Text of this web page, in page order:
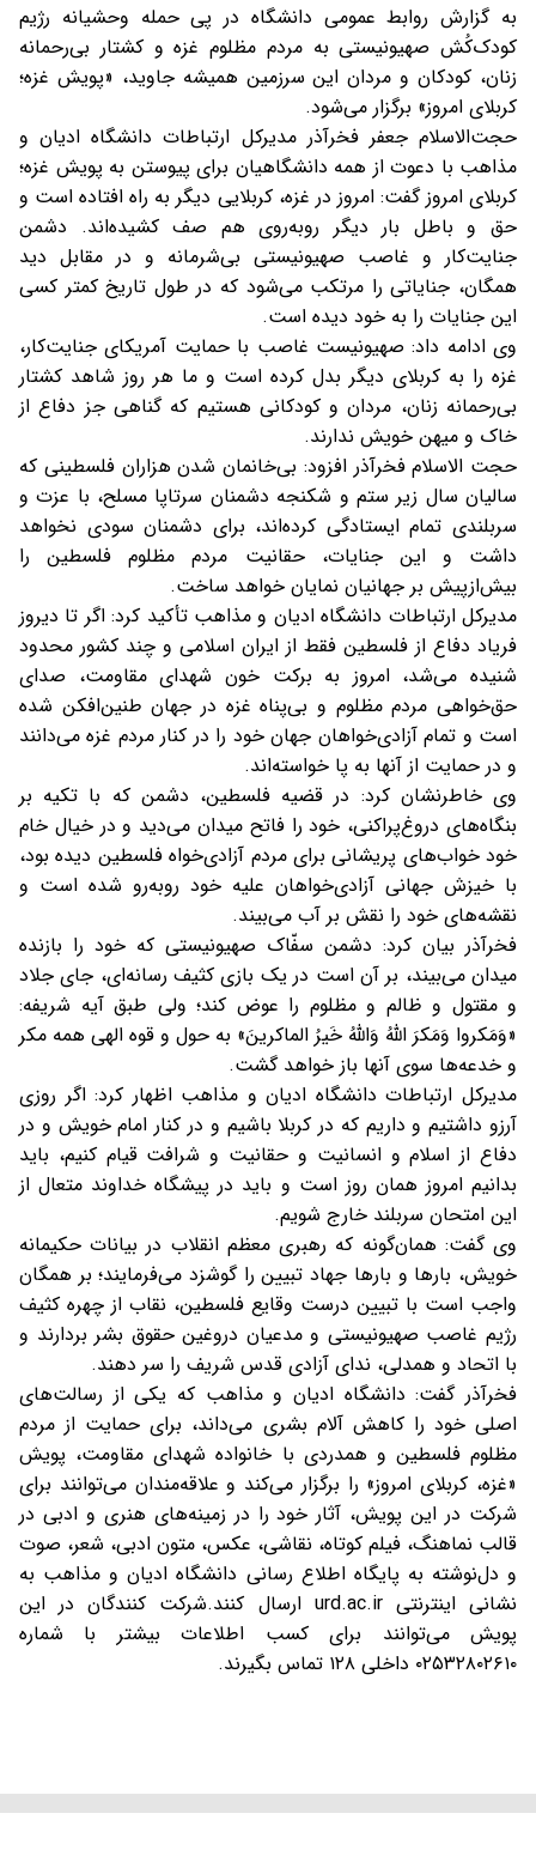
به گزارش روابط عمومی دانشگاه در پی حمله وحشیانه رژیم
کودک‌کُش صهیونیستی به مردم مظلوم غزه و کشتار بی‌رحمانه
زنان، کودکان و مردان این سرزمین همیشه جاوید، «پویش غزه؛
کربلای امروز» برگزار می‌شود.
حجت‌الاسلام جعفر فخرآذر مدیرکل ارتباطات دانشگاه ادیان و
مذاهب با دعوت از همه دانشگاهیان برای پیوستن به پویش غزه؛
کربلای امروز گفت: امروز در غزه، کربلایی دیگر به راه افتاده است و
حق و باطل بار دیگر روبه‌روی هم صف کشیده‌اند. دشمن
جنایت‌کار و غاصب صهیونیستی بی‌شرمانه و در مقابل دید
همگان، جنایاتی را مرتکب می‌شود که در طول تاریخ کمتر کسی
این جنایات را به خود دیده است.
وی ادامه داد: صهیونیست غاصب با حمایت آمریکای جنایت‌کار،
غزه را به کربلای دیگر بدل کرده است و ما هر روز شاهد کشتار
بی‌رحمانه زنان، مردان و کودکانی هستیم که گناهی جز دفاع از
خاک و میهن خویش ندارند.
حجت الاسلام فخرآذر افزود: بی‌خانمان شدن هزاران فلسطینی که
سالیان سال زیر ستم و شکنجه دشمنان سرتاپا مسلح، با عزت و
سربلندی تمام ایستادگی کرده‌اند، برای دشمنان سودی نخواهد
داشت و این جنایات، حقانیت مردم مظلوم فلسطین را
بیش‌ازپیش بر جهانیان نمایان خواهد ساخت.
مدیرکل ارتباطات دانشگاه ادیان و مذاهب تأکید کرد: اگر تا دیروز
فریاد دفاع از فلسطین فقط از ایران اسلامی و چند کشور محدود
شنیده می‌شد، امروز به برکت خون شهدای مقاومت، صدای
حق‌خواهی مردم مظلوم و بی‌پناه غزه در جهان طنین‌افکن شده
است و تمام آزادی‌خواهان جهان خود را در کنار مردم غزه می‌دانند
و در حمایت از آنها به پا خواسته‌اند.
وی خاطرنشان کرد: در قضیه فلسطین، دشمن که با تکیه بر
بنگاه‌های دروغ‌پراکنی، خود را فاتح میدان می‌دید و در خیال خام
خود خواب‌های پریشانی برای مردم آزادی‌خواه فلسطین دیده بود،
با خیزش جهانی آزادی‌خواهان علیه خود روبه‌رو شده است و
نقشه‌های خود را نقش بر آب می‌بیند.
فخرآذر بیان کرد: دشمن سفّاک صهیونیستی که خود را بازنده
میدان می‌بیند، بر آن است در یک بازی کثیف رسانه‌ای، جای جلاد
و مقتول و ظالم و مظلوم را عوض کند؛ ولی طبق آیه شریفه:
«وَمَکروا وَمَکرَ اللَّهُ وَاللَّهُ خَیرُ الماکرینَ» به حول و قوه الهی همه مکر
و خدعه‌ها سوی آنها باز خواهد گشت.
مدیرکل ارتباطات دانشگاه ادیان و مذاهب اظهار کرد: اگر روزی
آرزو داشتیم و داریم که در کربلا باشیم و در کنار امام خویش و در
دفاع از اسلام و انسانیت و حقانیت و شرافت قیام کنیم، باید
بدانیم امروز همان روز است و باید در پیشگاه خداوند متعال از
این امتحان سربلند خارج شویم.
وی گفت: همان‌گونه که رهبری معظم انقلاب در بیانات حکیمانه
خویش، بارها و بارها جهاد تبیین را گوشزد می‌فرمایند؛ بر همگان
واجب است با تبیین درست وقایع فلسطین، نقاب از چهره کثیف
رژیم غاصب صهیونیستی و مدعیان دروغین حقوق بشر بردارند و
با اتحاد و همدلی، ندای آزادی قدس شریف را سر دهند.
فخرآذر گفت: دانشگاه ادیان و مذاهب که یکی از رسالت‌های
اصلی خود را کاهش آلام بشری می‌داند، برای حمایت از مردم
مظلوم فلسطین و همدردی با خانواده شهدای مقاومت، پویش
«غزه، کربلای امروز» را برگزار می‌کند و علاقه‌مندان می‌توانند برای
شرکت در این پویش، آثار خود را در زمینه‌های هنری و ادبی در
قالب نماهنگ، فیلم کوتاه، نقاشی، عکس، متون ادبی، شعر، صوت
و دل‌نوشته به پایگاه اطلاع رسانی دانشگاه ادیان و مذاهب به
نشانی اینترنتی urd.ac.ir ارسال کنند.شرکت کنندگان در این
پویش می‌توانند برای کسب اطلاعات بیشتر با شماره
۰۲۵۳۲۸۰۲۶۱۰ داخلی ۱۲۸ تماس بگیرند.